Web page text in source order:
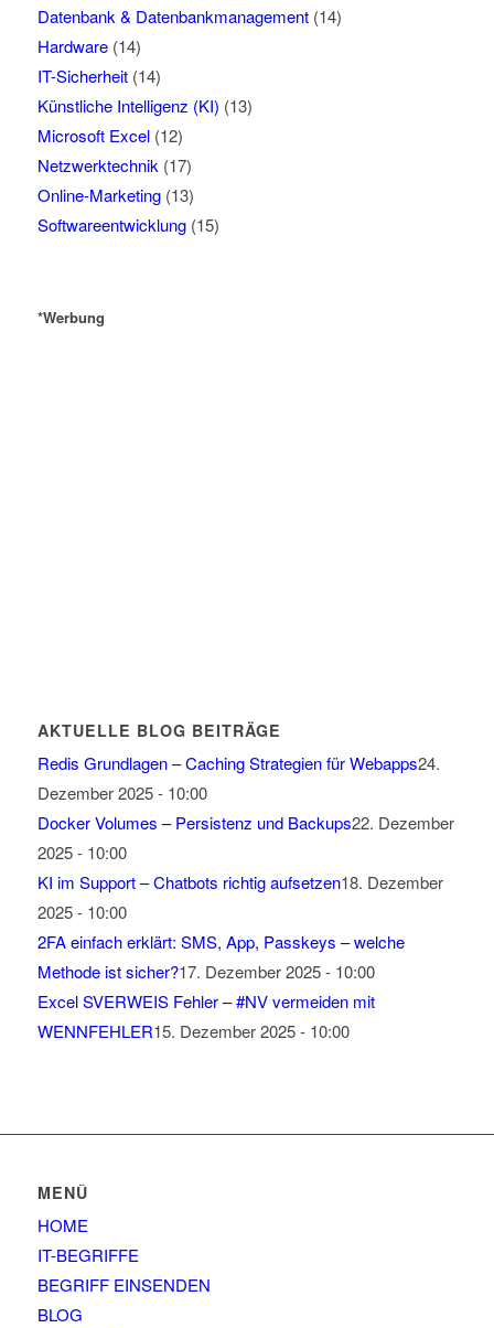
Datenbank & Datenbankmanagement(14)
Hardware(14)
IT-Sicherheit(14)
Künstliche Intelligenz (KI) (13)
Microsoft Excel(12)
Netzwerktechnik (17)
Online-Marketing(13)
Softwareentwicklung(15)
*Werbung
AKTUELLE BLOG BEITRÄGE
Redis Grundlagen – Caching Strategien für Webapps24.
Dezember 2025 - 10:00
Docker Volumes – Persistenz und Backups22. Dezember
2025 - 10:00
KI im Support – Chatbots richtig aufsetzen18. Dezember
2025 - 10:00
2FA einfach erklärt: SMS, App, Passkeys – welche
Methode ist sicher?17. Dezember 2025 - 10:00
Excel SVERWEIS Fehler – #NV vermeiden mit
WENNFEHLER15. Dezember 2025 - 10:00
MENÜ
HOME
IT-BEGRIFFE
BEGRIFF EINSENDEN
BLOG